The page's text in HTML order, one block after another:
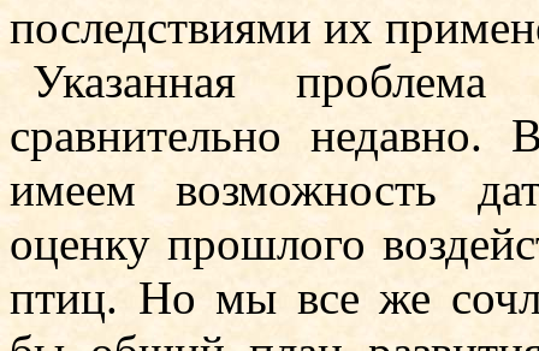
последствиями их
Указанная
сравнительно
имеем возможность
оценку прошлого
птиц. Но мы все же